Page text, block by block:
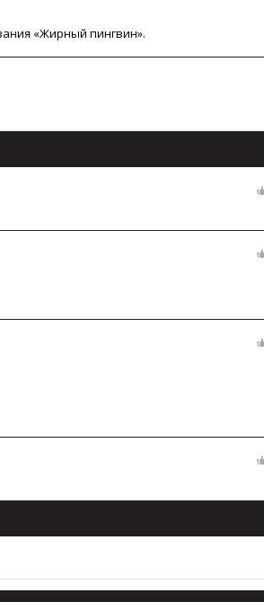
«Жирный пингвин».